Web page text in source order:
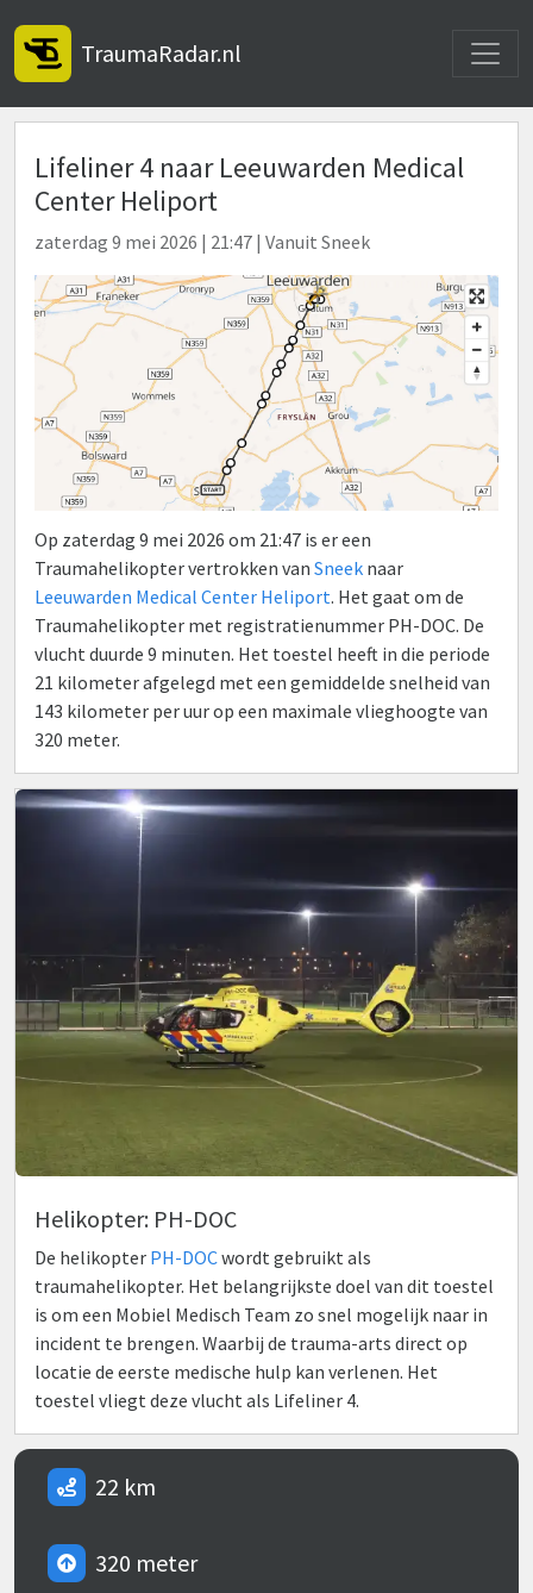
TraumaRadar.nl
Lifeliner 4 naar Leeuwarden Medical
Center Heliport
zaterdag 9 mei 2026 | 21:47 | Vanuit Sneek
Op zaterdag 9 mei 2026 om 21:47 is er een
Traumahelikopter vertrokken van Sneek naar
Leeuwarden Medical Center Heliport. Het gaat om de
Traumahelikopter met registratienummer PH-DOC. De
vlucht duurde 9 minuten. Het toestel heeft in die periode
21 kilometer afgelegd met een gemiddelde snelheid van
143 kilometer per uur op een maximale vlieghoogte van
320 meter.
Helikopter: PH-DOC
De helikopter PH-DOCwordt gebruikt als
traumahelikopter. Het belangrijkste doel van dit toestel
is om een Mobiel Medisch Team zo snel mogelijk naar in
incident te brengen. Waarbij de trauma-arts direct op
locatie de eerste medische hulp kan verlenen. Het
toestel vliegt deze vlucht als Lifeliner 4.
22 km
320 meter